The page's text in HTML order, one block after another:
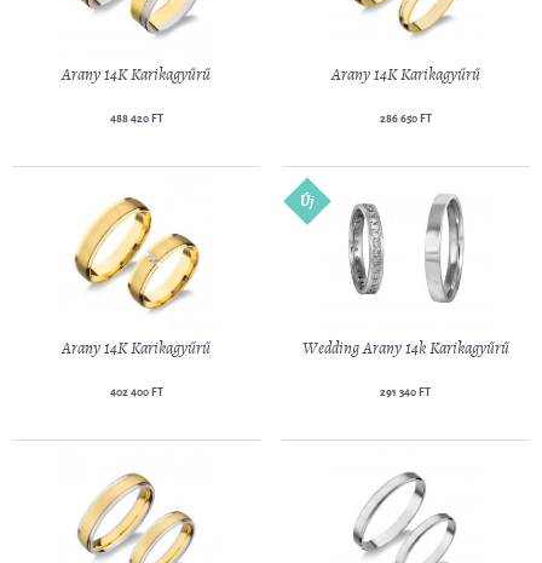
Arany 14K Karikagyűrű
488 420 FT
Arany 14K Karikagyűrű
286 650 FT
Arany 14K Karikagyűrű
402 400 FT
Wedding Arany 14k Karikagyűrű
291 340 FT
Új